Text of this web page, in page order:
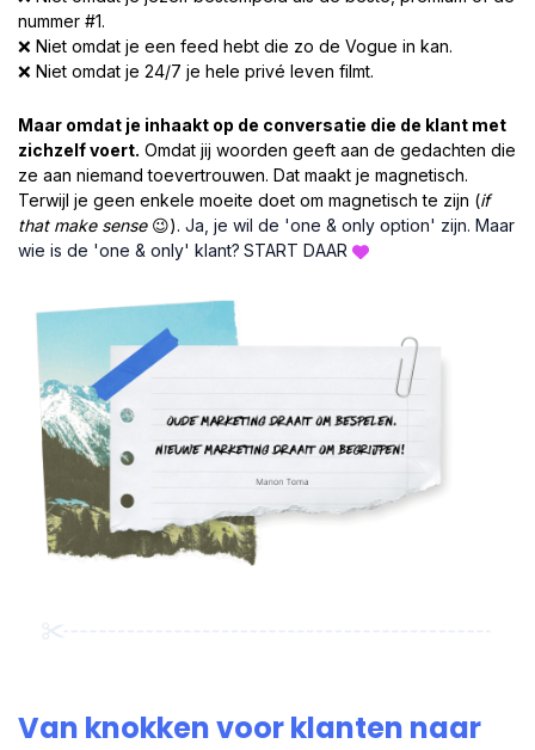
nummer #1.
❌ Niet omdat je een feed hebt die zo de Vogue in kan.
❌ Niet omdat je 24/7 je hele privé leven filmt.
Maar omdat je inhaakt op de conversatie die de klant met
zichzelf voert. Omdat jij woorden geeft aan de gedachten die
ze aan niemand toevertrouwen. Dat maakt je magnetisch.
Terwijl je geen enkele moeite doet om magnetisch te zijn (if
that make sense😉). Ja, je wil de 'one & only option' zijn. Maar
wie is de 'one & only' klant? START DAAR
Van knokken voor klanten naar